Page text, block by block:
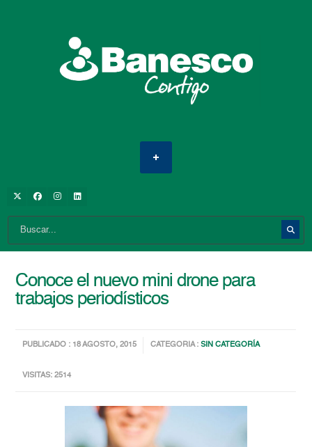
Conoce el nuevo mini drone para
trabajos periodísticos
PUBLICADO : 18 AGOSTO, 2015 CATEGORIA :SIN CATEGORÍA
VISITAS: 2514